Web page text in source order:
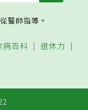
醫師指導。
病百科
退休力